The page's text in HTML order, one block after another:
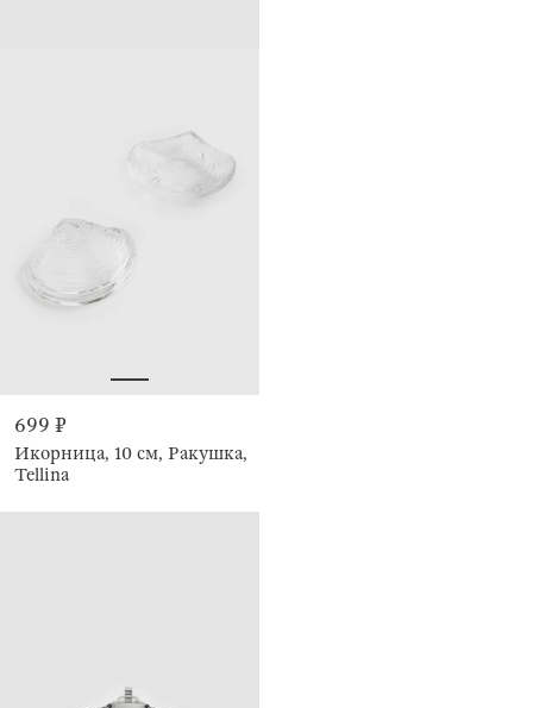
699 ₽
Икорница, 10 см, Ракушка,
Tellina